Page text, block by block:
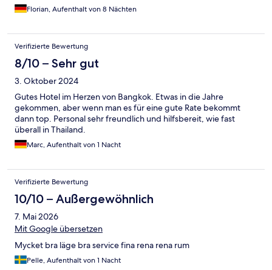
Florian, Aufenthalt von 8 Nächten
Verifizierte Bewertung
8/10 – Sehr gut
3. Oktober 2024
Gutes Hotel im Herzen von Bangkok. Etwas in die Jahre
gekommen, aber wenn man es für eine gute Rate bekommt
dann top. Personal sehr freundlich und hilfsbereit, wie fast
überall in Thailand.
Marc, Aufenthalt von 1 Nacht
Verifizierte Bewertung
10/10 – Außergewöhnlich
7. Mai 2026
Mit Google übersetzen
Mycket bra läge bra service fina rena rena rum
Pelle, Aufenthalt von 1 Nacht